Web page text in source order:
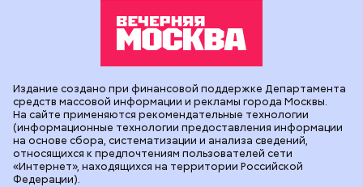
Издание создано при финансовой поддержке Департамента
средств массовой информации и рекламы города Москвы.
На сайте применяются рекомендательные технологии
(информационные технологии предоставления информации
на основе сбора, систематизации и анализа сведений,
относящихся к предпочтениям пользователей сети
«Интернет», находящихся на территории Российской
Федерации).